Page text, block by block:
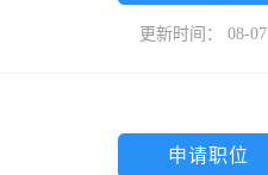
更新时间： 08-07
申请职位